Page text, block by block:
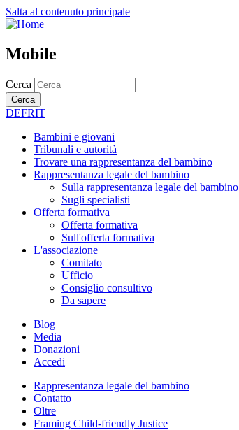
Salta al contenuto principale
Mobile
Cerca
Cerca
DEFRIT
Bambini e giovani
Tribunali e autorità
Trovare una rappresentanza del bambino
Rappresentanza legale del bambino
Sulla rappresentanza legale del bambino
Sugli specialisti
Offerta formativa
Offerta formativa
Sull'offerta formativa
L'associazione
Comitato
Ufficio
Consiglio consultivo
Da sapere
Blog
Media
Donazioni
Accedi
Rappresentanza legale del bambino
Contatto
Oltre
Framing Child-friendly Justice